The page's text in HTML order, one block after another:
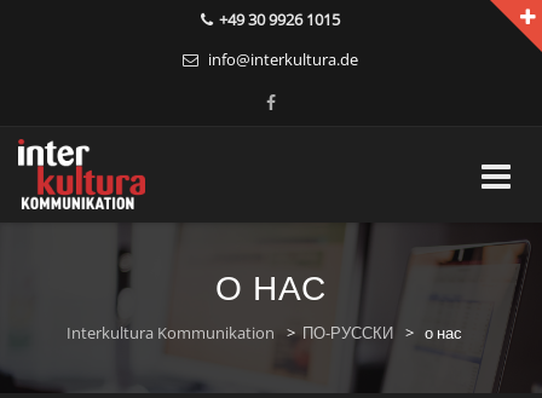
+49 30 9926 1015
info@interkultura.de
О НАС
Interkultura Kommunikation > ПО-РУССКИ > о нас